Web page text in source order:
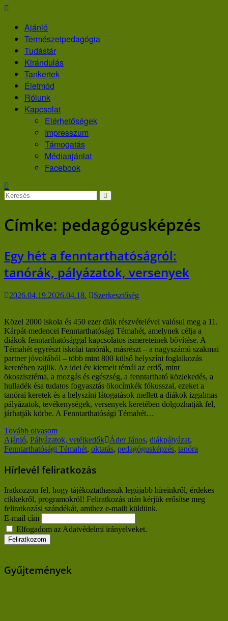
Skip
contentAjánló
Természetpedagógia
Tudástár
Kirándulás
Tankertek
Életmód
Rólunk
Kapcsolat
Elérhetőségek
Impresszum
Támogatás
Médiaajánlat
Facebook
Címke: pedagógusképzés
Egy hét a fenntarthatóságról:
tanórák, pályázatok, versenyek
2026.04.19.2026.04.18. Szerkesztőség
Közel 2000 iskola és 450 ezer diák részvételével valósul meg a 11.
Kárpát-medencei Fenntarthatósági Témahét, amelynek célja a
diákok fenntarthatósággal kapcsolatos ismereteinek bővítése. A
Témahét egyrészt iskolai tanórák, másrészt – a nagyszámú szakmai
partner jóvoltából – több mint 800 külső helyszíni foglalkozás
keretében zajlik. Az idei év kiemelt témái az erdő, mint
ökoszisztéma, a mozgás és egészség, a fenntartható közlekedés, a
hulladék ésa tudatos fogyasztás ökocímkék fókusszal, ezeket a
tanórai keretek és a helyszíni látogatások mellett a diákok izgalmas
pályázatok, tevékenységek, versenyek keretében dolgozhatják fel,
járhatják körbe. A Fenntarthatósági Témahét…
Tovább olvasom
Ajánló, Pályázatok, vetélkedők Áder János, diákpályázat,
Fenntarthatósági Témahét, oktatás, pedagógusképzés, tanóra
Hírlevél feliratkozás
Iratkozzon fel, hogy tájékoztathassuk legújabb híreinkről, érdekes
cikkekről, programokról! Feliratkozás után kérjük erősítse meg
feliratkozási szándékát, amihez e-mailt küldünk.
E-mail cím
Elfogadom az Adatvédelmi irányelveket.
Gyűjtemények